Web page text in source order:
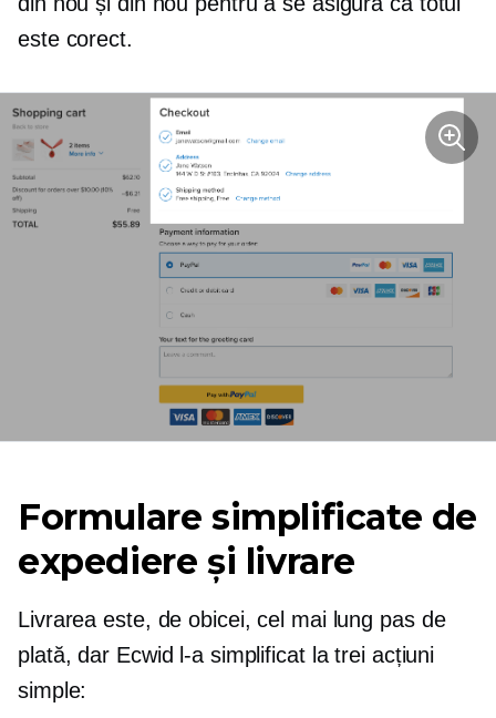
este corect.
Formulare simplificate de
expediere și livrare
Livrarea este, de obicei, cel mai lung pas de
plată, dar Ecwid l-a simplificat la trei acțiuni
simple: